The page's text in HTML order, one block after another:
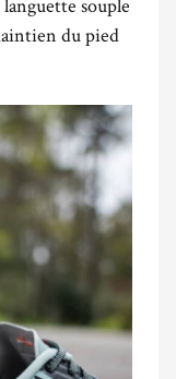
souple
du pied